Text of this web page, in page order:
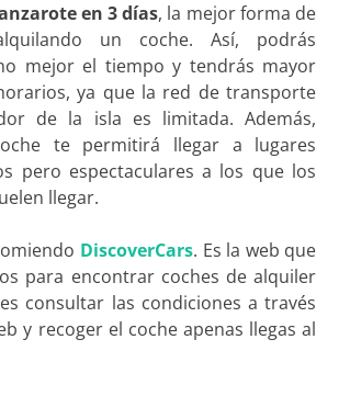
en 3 días, la mejor forma de
un coche. Así, podrás
mejor el tiempo y tendrás mayor
ya que la red de transporte
de la isla es limitada. Además,
te permitirá llegar a lugares
pero espectaculares a los que los
llegar.
DiscoverCars. Es la web que
para encontrar coches de alquiler
consultar las condiciones a través
y recoger el coche apenas llegas al